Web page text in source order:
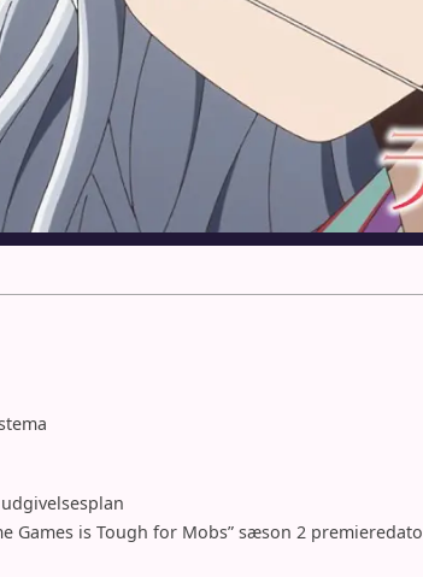
Games is Tough for Mobs” sæson 2 premieredato